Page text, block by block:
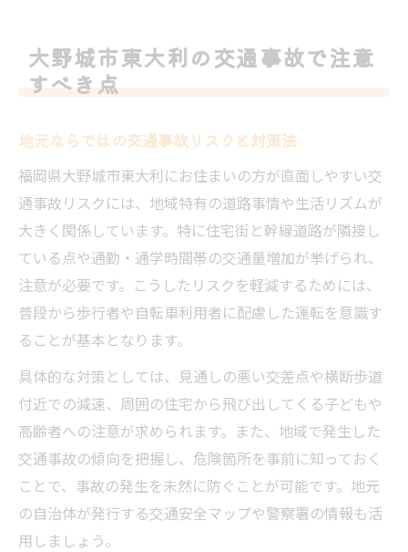
大野城市東大利の交通事故で注意
すべき点
地元ならではの交通事故リスクと対策法
福岡県大野城市東大利にお住まいの方が直面しやすい交
通事故リスクには、地域特有の道路事情や生活リズムが
大きく関係しています。特に住宅街と幹線道路が隣接し
ている点や通勤・通学時間帯の交通量増加が挙げられ、
注意が必要です。こうしたリスクを軽減するためには、
普段から歩行者や自転車利用者に配慮した運転を意識す
ることが基本となります。
具体的な対策としては、見通しの悪い交差点や横断歩道
付近での減速、周囲の住宅から飛び出してくる子どもや
高齢者への注意が求められます。また、地域で発生した
交通事故の傾向を把握し、危険箇所を事前に知っておく
ことで、事故の発生を未然に防ぐことが可能です。地元
の自治体が発行する交通安全マップや警察署の情報も活
用しましょう。